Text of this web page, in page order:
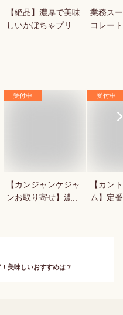
【絶品】濃厚で美味
しいかぼちゃプリン
業務ス
コレー
受付中
【カンジャンケジャ
ンお取り寄せ】濃厚
受付中
【カン
ム】定
美味しいおすすめは？